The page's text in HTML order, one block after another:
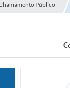
Público